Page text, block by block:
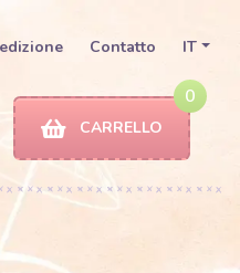
Contatto IT
0
CARRELLO